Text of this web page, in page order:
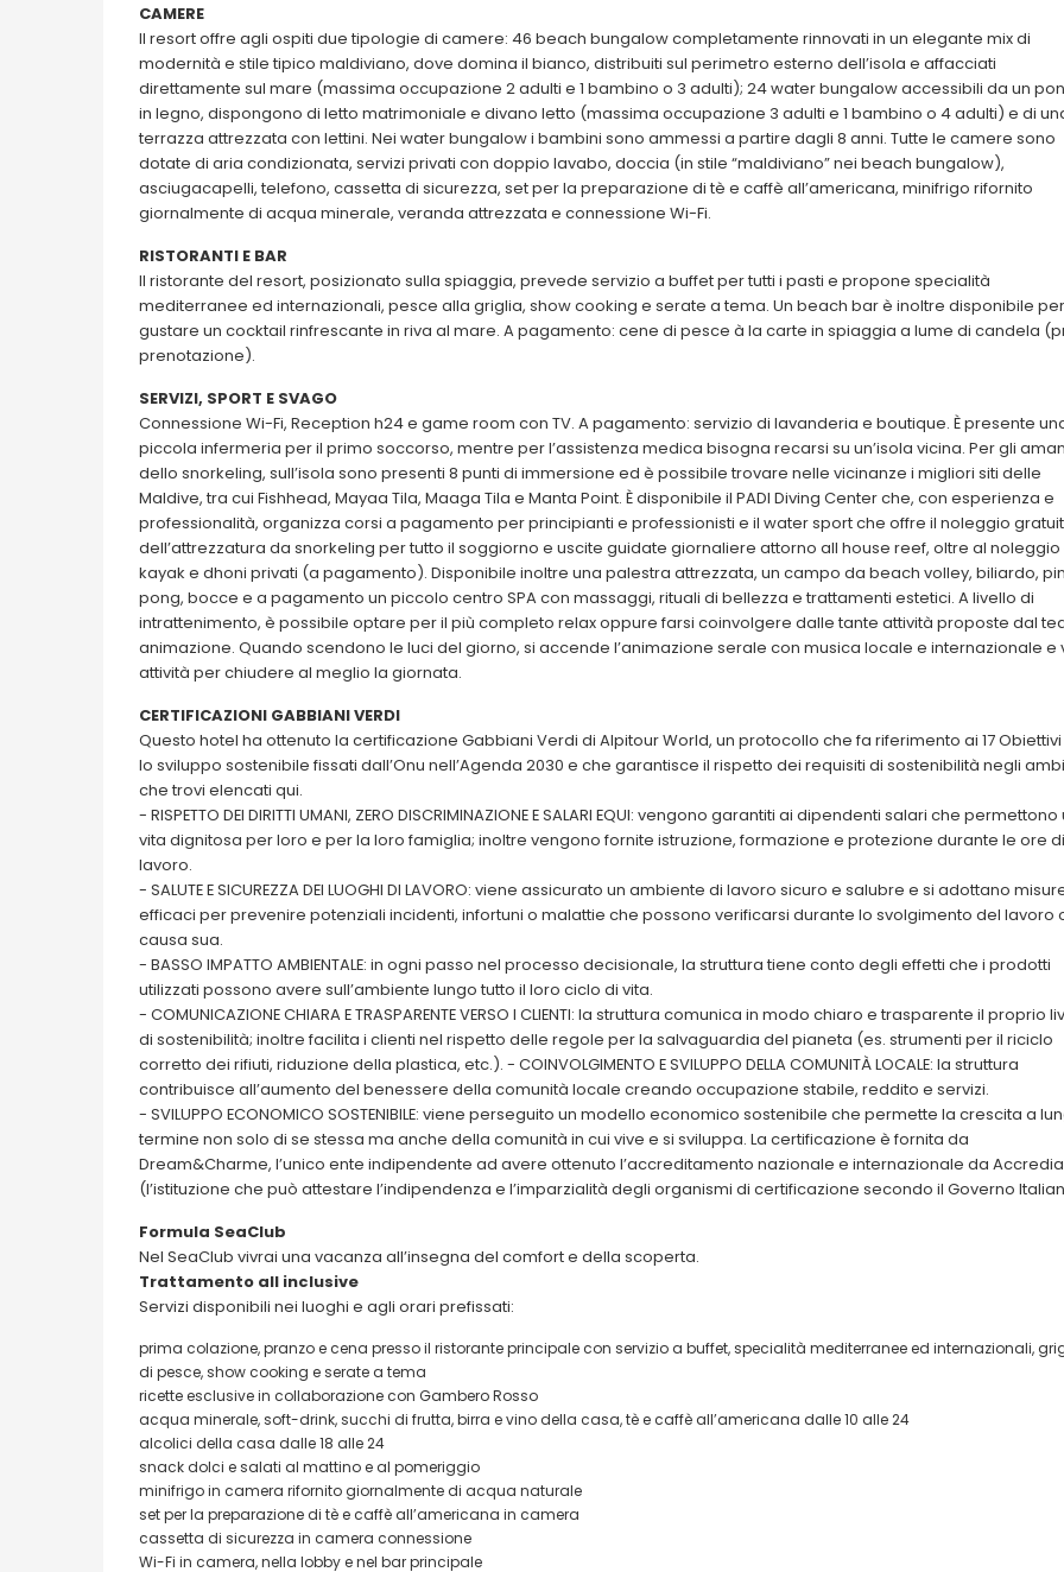
CAMERE
Il resort offre agli ospiti due tipologie di camere: 46 beach bungalow completamente rinnovati in un elegante mix di
modernità e stile tipico maldiviano, dove domina il bianco, distribuiti sul perimetro esterno dell’isola e affacciati
direttamente sul mare (massima occupazione 2 adulti e 1 bambino o 3 adulti); 24 water bungalow accessibili da un
in legno, dispongono di letto matrimoniale e divano letto (massima occupazione 3 adulti e 1 bambino o 4 adulti) e di
terrazza attrezzata con lettini. Nei water bungalow i bambini sono ammessi a partire dagli 8 anni. Tutte le camere sono
dotate di aria condizionata, servizi privati con doppio lavabo, doccia (in stile “maldiviano” nei beach bungalow),
asciugacapelli, telefono, cassetta di sicurezza, set per la preparazione di tè e caffè all’americana, minifrigo rifornito
giornalmente di acqua minerale, veranda attrezzata e connessione Wi-Fi.
RISTORANTI E BAR
Il ristorante del resort, posizionato sulla spiaggia, prevede servizio a buffet per tutti i pasti e propone specialità
mediterranee ed internazionali, pesce alla griglia, show cooking e serate a tema. Un beach bar è inoltre disponibile per
gustare un cocktail rinfrescante in riva al mare. A pagamento: cene di pesce à la carte in spiaggia a lume di candela
prenotazione).
SERVIZI, SPORT E SVAGO
Connessione Wi-Fi, Reception h24 e game room con TV. A pagamento: servizio di lavanderia e boutique. È presente
piccola infermeria per il primo soccorso, mentre per l’assistenza medica bisogna recarsi su un’isola vicina. Per gli
dello snorkeling, sull’isola sono presenti 8 punti di immersione ed è possibile trovare nelle vicinanze i migliori siti delle
Maldive, tra cui Fishhead, Mayaa Tila, Maaga Tila e Manta Point. È disponibile il PADI Diving Center che, con esperienza e
professionalità, organizza corsi a pagamento per principianti e professionisti e il water sport che offre il noleggio
dell’attrezzatura da snorkeling per tutto il soggiorno e uscite guidate giornaliere attorno all house reef, oltre al noleggio
kayak e dhoni privati (a pagamento). Disponibile inoltre una palestra attrezzata, un campo da beach volley, biliardo,
pong, bocce e a pagamento un piccolo centro SPA con massaggi, rituali di bellezza e trattamenti estetici. A livello di
intrattenimento, è possibile optare per il più completo relax oppure farsi coinvolgere dalle tante attività proposte dal
animazione. Quando scendono le luci del giorno, si accende l’animazione serale con musica locale e internazionale e
attività per chiudere al meglio la giornata.
CERTIFICAZIONI GABBIANI VERDI
Questo hotel ha ottenuto la certificazione Gabbiani Verdi di Alpitour World, un protocollo che fa riferimento ai 17
lo sviluppo sostenibile fissati dall’Onu nell’Agenda 2030 e che garantisce il rispetto dei requisiti di sostenibilità negli
che trovi elencati qui.
- RISPETTO DEI DIRITTI UMANI, ZERO DISCRIMINAZIONE E SALARI EQUI: vengono garantiti ai dipendenti salari che permettono
vita dignitosa per loro e per la loro famiglia; inoltre vengono fornite istruzione, formazione e protezione durante le ore di
lavoro.
- SALUTE E SICUREZZA DEI LUOGHI DI LAVORO: viene assicurato un ambiente di lavoro sicuro e salubre e si adottano
efficaci per prevenire potenziali incidenti, infortuni o malattie che possono verificarsi durante lo svolgimento del lavoro
causa sua.
- BASSO IMPATTO AMBIENTALE: in ogni passo nel processo decisionale, la struttura tiene conto degli effetti che i prodotti
utilizzati possono avere sull’ambiente lungo tutto il loro ciclo di vita.
- COMUNICAZIONE CHIARA E TRASPARENTE VERSO I CLIENTI: la struttura comunica in modo chiaro e trasparente il proprio
di sostenibilità; inoltre facilita i clienti nel rispetto delle regole per la salvaguardia del pianeta (es. strumenti per il riciclo
corretto dei rifiuti, riduzione della plastica, etc.). - COINVOLGIMENTO E SVILUPPO DELLA COMUNITÀ LOCALE: la struttura
contribuisce all’aumento del benessere della comunità locale creando occupazione stabile, reddito e servizi.
- SVILUPPO ECONOMICO SOSTENIBILE: viene perseguito un modello economico sostenibile che permette la crescita a
termine non solo di se stessa ma anche della comunità in cui vive e si sviluppa. La certificazione è fornita da
Dream&Charme, l’unico ente indipendente ad avere ottenuto l’accreditamento nazionale e internazionale da Accredia
(l’istituzione che può attestare l’indipendenza e l’imparzialità degli organismi di certificazione secondo il Governo
Formula SeaClub
Nel SeaClub vivrai una vacanza all’insegna del comfort e della scoperta.
Trattamento all inclusive
Servizi disponibili nei luoghi e agli orari prefissati:
prima colazione, pranzo e cena presso il ristorante principale con servizio a buffet, specialità mediterranee ed internazionali,
di pesce, show cooking e serate a tema
ricette esclusive in collaborazione con Gambero Rosso
acqua minerale, soft-drink, succhi di frutta, birra e vino della casa, tè e caffè all’americana dalle 10 alle 24
alcolici della casa dalle 18 alle 24
snack dolci e salati al mattino e al pomeriggio
minifrigo in camera rifornito giornalmente di acqua naturale
set per la preparazione di tè e caffè all’americana in camera
cassetta di sicurezza in camera connessione
Wi-Fi in camera, nella lobby e nel bar principale